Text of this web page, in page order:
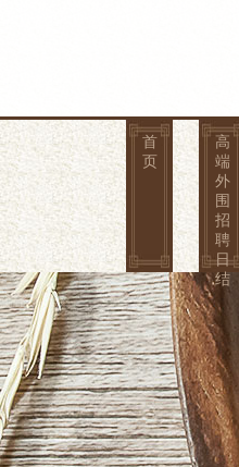
首
页
高
端
外
围
招
聘
日
结